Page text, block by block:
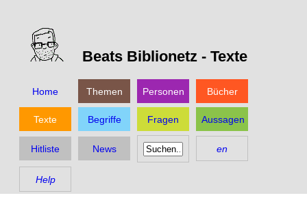
Beats Biblionetz - Texte
Home Themen Personen Bücher
Texte Begriffe Fragen Aussagen
Hitliste News en
Help